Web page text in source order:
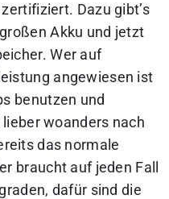
Dazu gibt’s
Akku und jetzt
Wer auf
angewiesen ist
benutzen und
woanders nach
das normale
braucht auf jeden Fall
dafür sind die